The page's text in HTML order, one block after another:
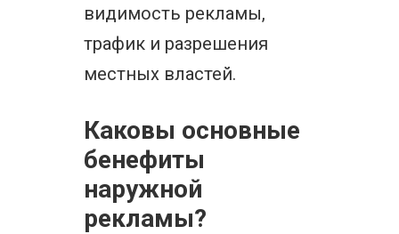
видимость рекламы,
трафик и разрешения
местных властей.
Каковы основные
бенефиты
наружной
рекламы?